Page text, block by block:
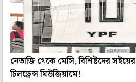
নেতাজি থেকে মেসি, বিশিষ্টদের
চিলড্রেন্স মিউজিয়ামে!